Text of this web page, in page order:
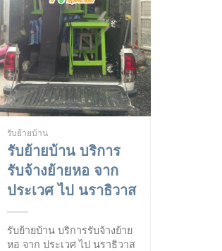
รับย้ายบ้าน
รับย้ายบ้าน บริการ
รับจ้างย้ายหอ จาก
ประเวศ ไป นราธิวาส
รับย้ายบ้าน บริการรับจ้างย้าย
หอ จาก ประเวศ ไป นราธิวาส